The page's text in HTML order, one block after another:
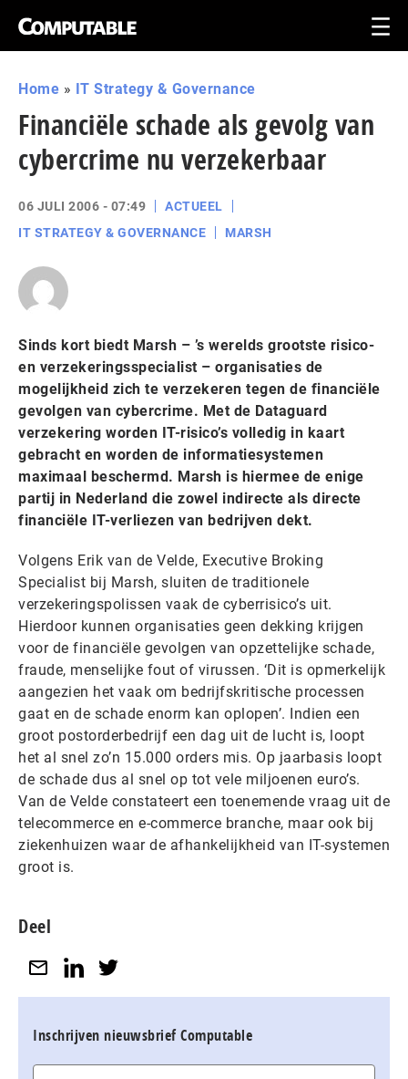
Home » IT Strategy & Governance
Financiële schade als gevolg van
cybercrime nu verzekerbaar
06 JULI 2006 - 07:49
ACTUEEL
IT STRATEGY & GOVERNANCE
MARSH
Sinds kort biedt Marsh – ’s werelds grootste risico-
en verzekeringsspecialist – organisaties de
mogelijkheid zich te verzekeren tegen de financiële
gevolgen van cybercrime. Met de Dataguard
verzekering worden IT-risico’s volledig in kaart
gebracht en worden de informatiesystemen
maximaal beschermd. Marsh is hiermee de enige
partij in Nederland die zowel indirecte als directe
financiële IT-verliezen van bedrijven dekt.
Volgens Erik van de Velde, Executive Broking
Specialist bij Marsh, sluiten de traditionele
verzekeringspolissen vaak de cyberrisico’s uit.
Hierdoor kunnen organisaties geen dekking krijgen
voor de financiële gevolgen van opzettelijke schade,
fraude, menselijke fout of virussen. ‘Dit is opmerkelijk
aangezien het vaak om bedrijfskritische processen
gaat en de schade enorm kan oplopen’. Indien een
groot postorderbedrijf een dag uit de lucht is, loopt
het al snel zo’n 15.000 orders mis. Op jaarbasis loopt
de schade dus al snel op tot vele miljoenen euro’s.
Van de Velde constateert een toenemende vraag uit de
telecommerce en e-commerce branche, maar ook bij
ziekenhuizen waar de afhankelijkheid van IT-systemen
groot is.
Deel
Inschrijven nieuwsbrief Computable